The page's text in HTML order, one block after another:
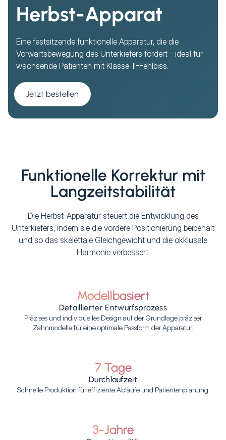
Herbst-Apparat
Eine festsitzende funktionelle Apparatur, die die
Vorwärtsbewegung des Unterkiefers fördert - ideal für
wachsende Patienten mit Klasse-II-Fehlbiss.
Jetzt bestellen
Funktionelle Korrektur mit
Langzeitstabilität
Die Herbst-Apparatur steuert die Entwicklung des
Unterkiefers, indem sie die vordere Positionierung beibehält
und so das skelettale Gleichgewicht und die okklusale
Harmonie verbessert.
Modellbasiert
Detaillierter Entwurfsprozess
Präzises und individuelles Design auf der Grundlage präziser
Zahnmodelle für eine optimale Passform der Apparatur.
7 Tage
Durchlaufzeit
Schnelle Produktion für effiziente Abläufe und Patientenplanung.
3-Jahre